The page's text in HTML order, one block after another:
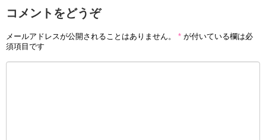
コメントをどうぞ
メールアドレスが公開されることはありません。 * が付いている欄は必
須項目です